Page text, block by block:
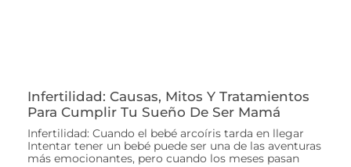
Infertilidad: Causas, Mitos Y Tratamientos
Para Cumplir Tu Sueño De Ser Mamá
Infertilidad: Cuando el bebé arcoíris tarda en llegar
Intentar tener un bebé puede ser una de las aventuras
más emocionantes, pero cuando los meses pasan